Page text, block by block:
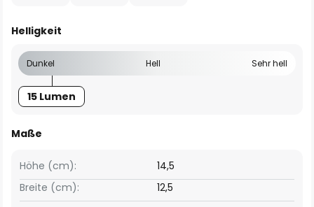
Helligkeit
Dunkel Hell Sehr hell
15 Lumen
Maße
Breite (cm): 12,5
Höhe (cm): 14,5